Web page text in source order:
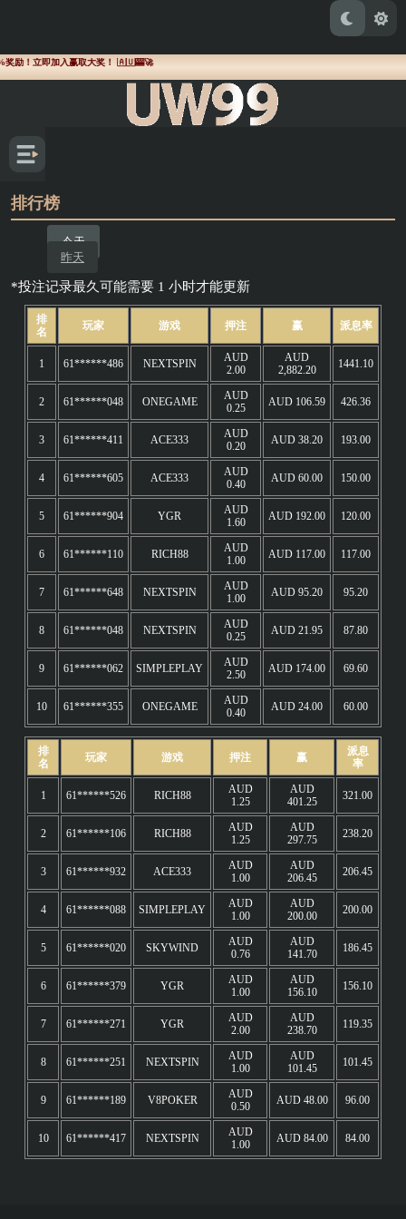
排行榜
今天
昨天
*投注记录最久可能需要 1 小时才能更新
排
名
玩家 游戏 押注 赢 派息率
1 61******486 NEXTSPIN
AUD
2.00
AUD
2,882.20
1441.10
2 61******048 ONEGAME
AUD
0.25
AUD 106.59 426.36
3 61******411 ACE333
AUD
0.20
AUD 38.20 193.00
4 61******605 ACE333
AUD
0.40
AUD 60.00 150.00
5 61******904 YGR
AUD
1.60
AUD 192.00 120.00
6 61******110 RICH88
AUD
1.00
AUD 117.00 117.00
7 61******648 NEXTSPIN
AUD
1.00
AUD 95.20 95.20
8 61******048 NEXTSPIN
AUD
0.25
AUD 21.95 87.80
9 61******062 SIMPLEPLAY
AUD
2.50
AUD 174.00 69.60
10 61******355 ONEGAME
AUD
0.40
AUD 24.00 60.00
排
名
玩家 游戏 押注 赢
派息
率
1 61******526 RICH88
AUD
1.25
AUD
401.25
321.00
2 61******106 RICH88
AUD
1.25
AUD
297.75
238.20
3 61******932 ACE333
AUD
1.00
AUD
206.45
206.45
4 61******088 SIMPLEPLAY
AUD
1.00
AUD
200.00
200.00
5 61******020 SKYWIND
AUD
0.76
AUD
141.70
186.45
6 61******379 YGR
AUD
1.00
AUD
156.10
156.10
7 61******271 YGR
AUD
2.00
AUD
238.70
119.35
8 61******251 NEXTSPIN
AUD
1.00
AUD
101.45
101.45
9 61******189 V8POKER
AUD
0.50
AUD 48.00 96.00
10 61******417 NEXTSPIN
AUD
1.00
AUD 84.00 84.00
励！立即加入赢取大奖！ 🇦🇺🎰🚀